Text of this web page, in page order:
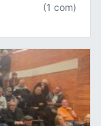
(1 com)